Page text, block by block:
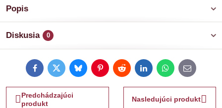
Popis
Diskusia 0
FacebookTwitterBlueskyPinterestRedditLinkedInWhatsApp
E-
mail
Predchádzajúci
produkt
Nasledujúci produkt